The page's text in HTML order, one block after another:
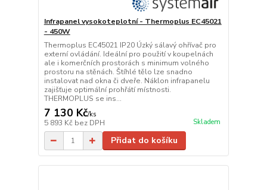
Infrapanel vysokoteplotní - Thermoplus EC45021
- 450W
Thermoplus EC45021 IP20 Úzký sálavý ohřívač pro
externí ovládání. Ideální pro použití v koupelnách
ale i komerčních prostorách s minimum volného
prostoru na stěnách. Štíhlé tělo lze snadno
instalovat nad okna či dveře. Náklon infrapanelu
zajišťuje optimální prohřátí místnosti.
THERMOPLUS se ins...
7 130 Kč/ks
5 893 Kč bez DPH Skladem
Přidat do košíku